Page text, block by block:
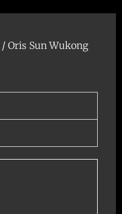
/ Oris Sun Wukong